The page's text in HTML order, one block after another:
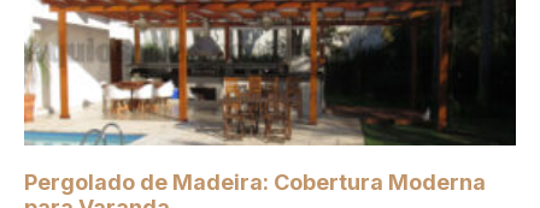
Pergolado de Madeira: Cobertura Moderna